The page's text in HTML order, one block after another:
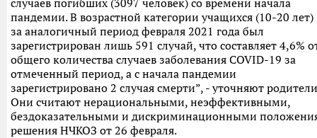
случаев погибших (3097 человек) со времени начала
пандемии. В возрастной категории учащихся (10-20 лет)
за аналогичный период февраля 2021 года был
зарегистрирован лишь 591 случай, что составляет 4,6%
общего количества случаев заболевания COVID-19 за
отмеченный период, а с начала пандемии
зарегистрировано 2 случая смерти”, - уточняют
Они считают нерациональными, неэффективными,
бездоказательными и дискриминационными
решения НЧКОЗ от 26 февраля.